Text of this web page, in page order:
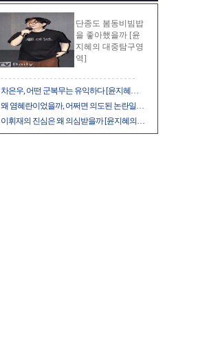
단종도 봄동비빔밥
을 좋아했을까 [윤
지혜의 대중탐구영
역]
차은우, 어떤 군복무는 유익하다 [윤지혜…
왜 염혜란이었을까, 어쩌면 의도된 논란일…
이휘재의 진심은 왜 의심받을까 [윤지혜의…